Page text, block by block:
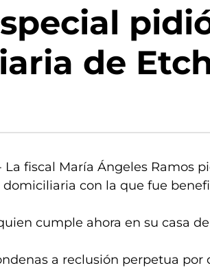
de
La fiscal María Ángeles Ramos
con la que fue
cumple ahora en su casa
a reclusión perpetua por